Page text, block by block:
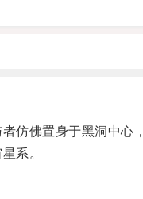
佛置身于黑洞中心
系。